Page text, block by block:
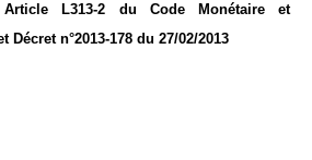
Article L313-2 du Code Monétaire et
Décret n°2013-178 du 27/02/2013